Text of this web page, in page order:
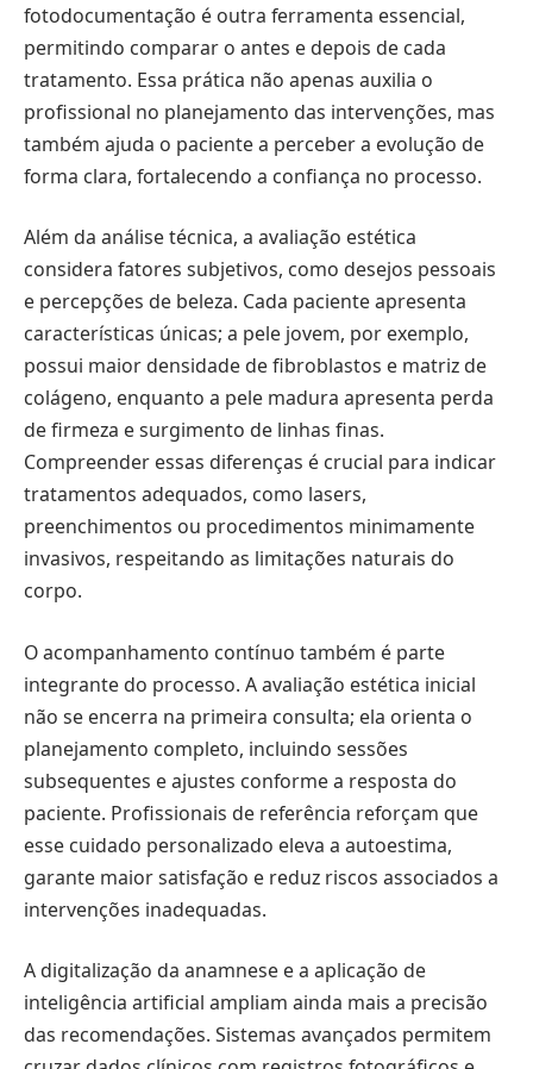
fotodocumentação é outra ferramenta essencial,
permitindo comparar o antes e depois de cada
tratamento. Essa prática não apenas auxilia o
profissional no planejamento das intervenções, mas
também ajuda o paciente a perceber a evolução de
forma clara, fortalecendo a confiança no processo.
Além da análise técnica, a avaliação estética
considera fatores subjetivos, como desejos pessoais
e percepções de beleza. Cada paciente apresenta
características únicas; a pele jovem, por exemplo,
possui maior densidade de fibroblastos e matriz de
colágeno, enquanto a pele madura apresenta perda
de firmeza e surgimento de linhas finas.
Compreender essas diferenças é crucial para indicar
tratamentos adequados, como lasers,
preenchimentos ou procedimentos minimamente
invasivos, respeitando as limitações naturais do
corpo.
O acompanhamento contínuo também é parte
integrante do processo. A avaliação estética inicial
não se encerra na primeira consulta; ela orienta o
planejamento completo, incluindo sessões
subsequentes e ajustes conforme a resposta do
paciente. Profissionais de referência reforçam que
esse cuidado personalizado eleva a autoestima,
garante maior satisfação e reduz riscos associados a
intervenções inadequadas.
A digitalização da anamnese e a aplicação de
inteligência artificial ampliam ainda mais a precisão
das recomendações. Sistemas avançados permitem